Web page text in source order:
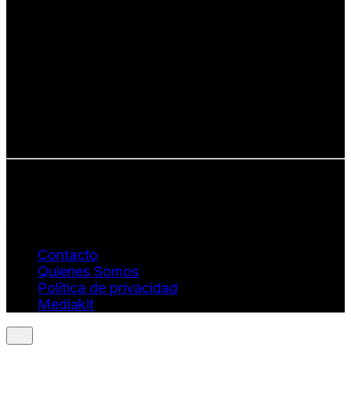
Contacto
Quienes Somos
Política de privacidad
Mediakit